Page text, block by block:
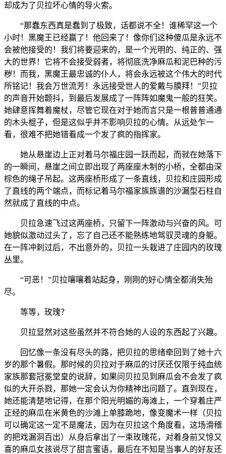
却成为了贝拉坏心情的导火索。
“那蠢东西真是蠢到了极致，话都说不全！谁稀罕这一个
小时！黑魔王已经赢了！他回来了！像你们这种傻瓜是永远不
会被他接受的！我们将要迎来的，是一个光明的、纯正的、强
大的世界！它将不会接受弱者，将彻底洗净麻瓜和泥巴种的污
秽！而我，黑魔王最忠诚的仆人，将会永远被这个伟大的时代
所铭记！我会万世流芳！永远接受世人的爱戴与膜拜！”贝拉
的声音开始颤抖，到最后发展成了一阵阵如魔鬼一般的狂笑。
她肆意挥舞着魔杖，尽管它现在对于她而言只是一根普普通通
的木头棍子，但是这似乎并不影响贝拉的心情。从远处乍一
看，很难不把她错看成一个发了疯的指挥家。
她从悬崖边上正对着马尔福庄园一跃而起，而就在她落下
的一瞬间，悬崖之间立即出现了两座座木制的小桥，全都由深
棕色的绳子吊起。这两座桥形成了一条直线，贝拉和庄园形成
了直线的两个端点，而标记着马尔福家族族谱的沙漏型石柱自
然就成了直线的中点。
贝拉急速飞过这两座桥，只留下一阵激动与兴奋的风。可
她貌似激动过头了，忘了自己还不能熟练地驾驭灵魂的身躯。
在一阵冲刺过后，不出意外的，贝拉一头栽进了庄园内的玫瑰
丛里。
“可恶！”贝拉嚷嚷着站起身，刚刚的好心情全都消失殆
尽。
等等，玫瑰？
贝拉显然对这些虽然并不符合她的人设的东西起了兴趣。
回忆像一条没有尽头的路，把贝拉的思绪牵回到了她十六
岁的那个暑假。那时候的贝拉对于麻瓜的讨厌还仅限于纯血统
家族那套冠冕堂皇的说辞，如果问贝拉见到麻瓜会不会发了疯
似的大开杀戮，那她一定会认为你精神出问题了。直到现在，
她还能清楚地记得，在那个阳光明媚的海滩上，一个穿着庄严
正经的麻瓜在米黄色的沙滩上单膝跪地，像变魔术一样（贝拉
可以确定这一定不是魔法，因为在贝拉这个角度看，这场滑稽
的把戏漏洞百出）从身后拿出了一束玫瑰花，对着身前又惊又
喜的麻瓜女孩说尽了甜言蜜语，最后在不知是当事人的好友还